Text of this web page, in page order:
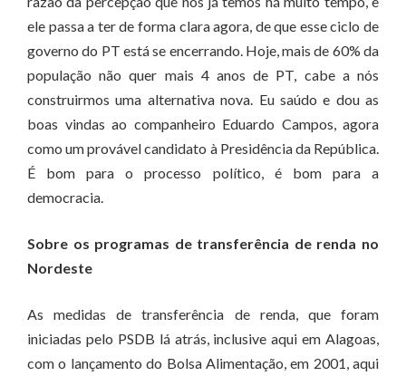
ele passa a ter de forma clara agora, de que esse ciclo de
governo do PT está se encerrando. Hoje, mais de 60% da
população não quer mais 4 anos de PT, cabe a nós
construirmos uma alternativa nova. Eu saúdo e dou as
boas vindas ao companheiro Eduardo Campos, agora
como um provável candidato à Presidência da República.
É bom para o processo político, é bom para a
democracia.
Sobre os programas de transferência de renda no
Nordeste
As medidas de transferência de renda, que foram
iniciadas pelo PSDB lá atrás, inclusive aqui em Alagoas,
com o lançamento do Bolsa Alimentação, em 2001, aqui